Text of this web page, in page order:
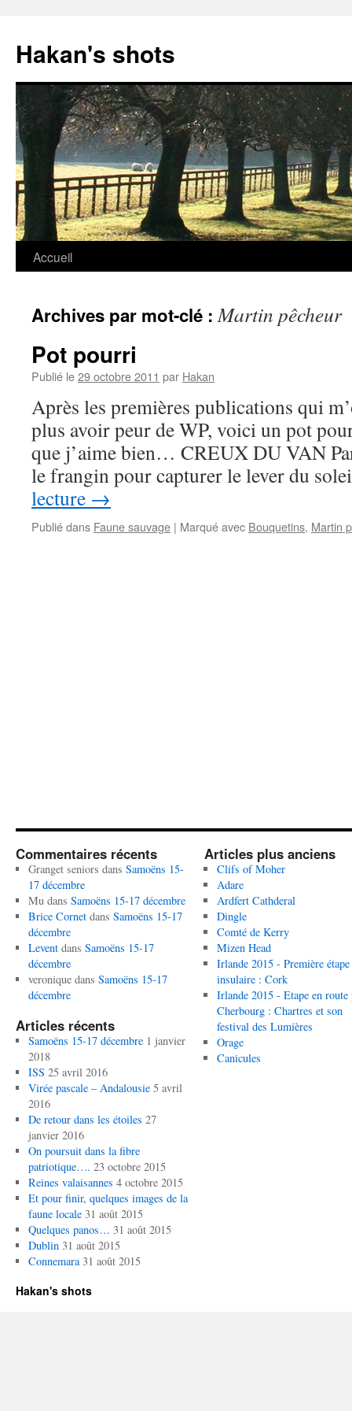
contenu
Hakan's shots
Accueil
Archives par mot-clé :Martin pêcheur
Pot pourri
Publié le29 octobre 2011 par Hakan
Après les premières publications qui
plus avoir peur de WP, voici un pot
que j’aime bien… CREUX DU VAN
le frangin pour capturer le lever du
lecture →
Publié dans Faune sauvage | Marqué avec Bouquetins, Martin
Commentaires récents
Granget seniors dans Samoëns 15-
17 décembre
Mudans Samoëns 15-17 décembre
Brice Cornetdans Samoëns 15-17
décembre
Leventdans Samoëns 15-17
décembre
veroniquedans Samoëns 15-17
décembre
Articles récents
Samoëns 15-17 décembre 1 janvier
2018
ISS 25 avril 2016
Virée pascale – Andalousie 5 avril
2016
De retour dans les étoiles 27
janvier 2016
On poursuit dans la fibre
patriotique…. 23 octobre 2015
Reines valaisannes 4 octobre 2015
Et pour finir, quelques images de la
faune locale 31 août 2015
Quelques panos… 31 août 2015
Dublin 31 août 2015
Connemara 31 août 2015
Articles plus anciens
Clifs of Moher
Adare
Ardfert Cathderal
Dingle
Comté de Kerry
Mizen Head
Irlande 2015 - Première étape
insulaire : Cork
Irlande 2015 - Etape en route
Cherbourg : Chartres et son
festival des Lumières
Orage
Canicules
Hakan's shots